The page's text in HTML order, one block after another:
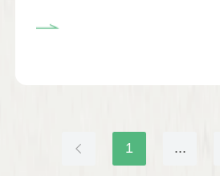
1 ...